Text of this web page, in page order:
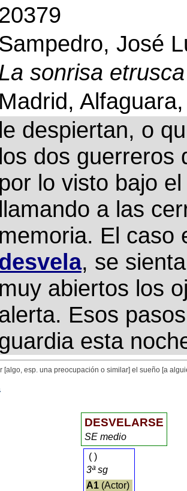
José
sonrisa etrusca
Madrid,
le despiertan, o
los dos guerreros
por lo visto bajo
llamando a las
memoria. El caso
, se
muy abiertos los
Esos
esta
[algo, esp. una preocupación o similar] el sueño [a
DESVELARSE
SE medio
()
3ª sg
A1(Actor)